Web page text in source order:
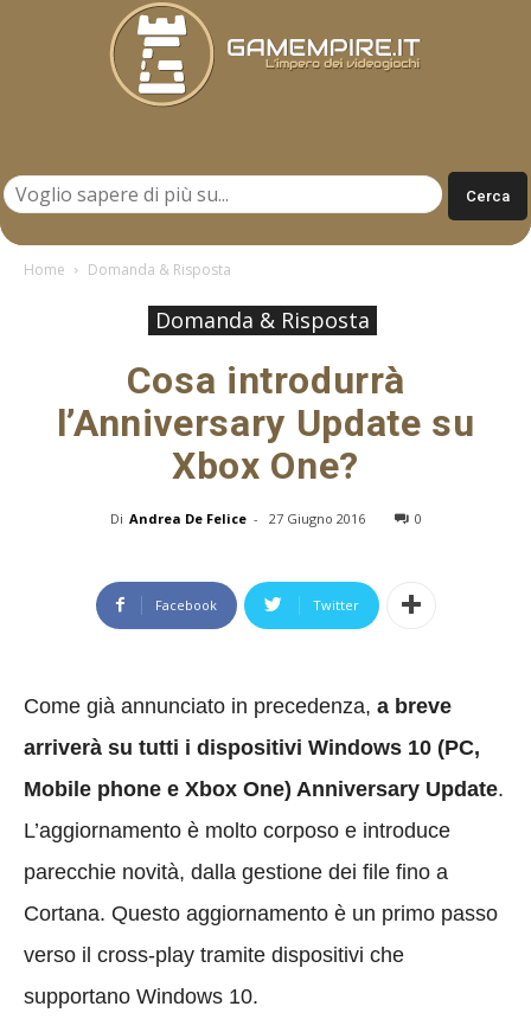
Home Domanda & Risposta
Domanda & Risposta
Cosa introdurrà
l’Anniversary Update su
Xbox One?
Di Andrea De Felice - 27 Giugno 2016 0
Facebook Twitter
Come già annunciato in precedenza, a breve
arriverà su tutti i dispositivi Windows 10 (PC,
Mobile phone e Xbox One) Anniversary Update.
L’aggiornamento è molto corposo e introduce
parecchie novità, dalla gestione dei file fino a
Cortana. Questo aggiornamento è un primo passo
verso il cross-play tramite dispositivi che
supportano Windows 10.